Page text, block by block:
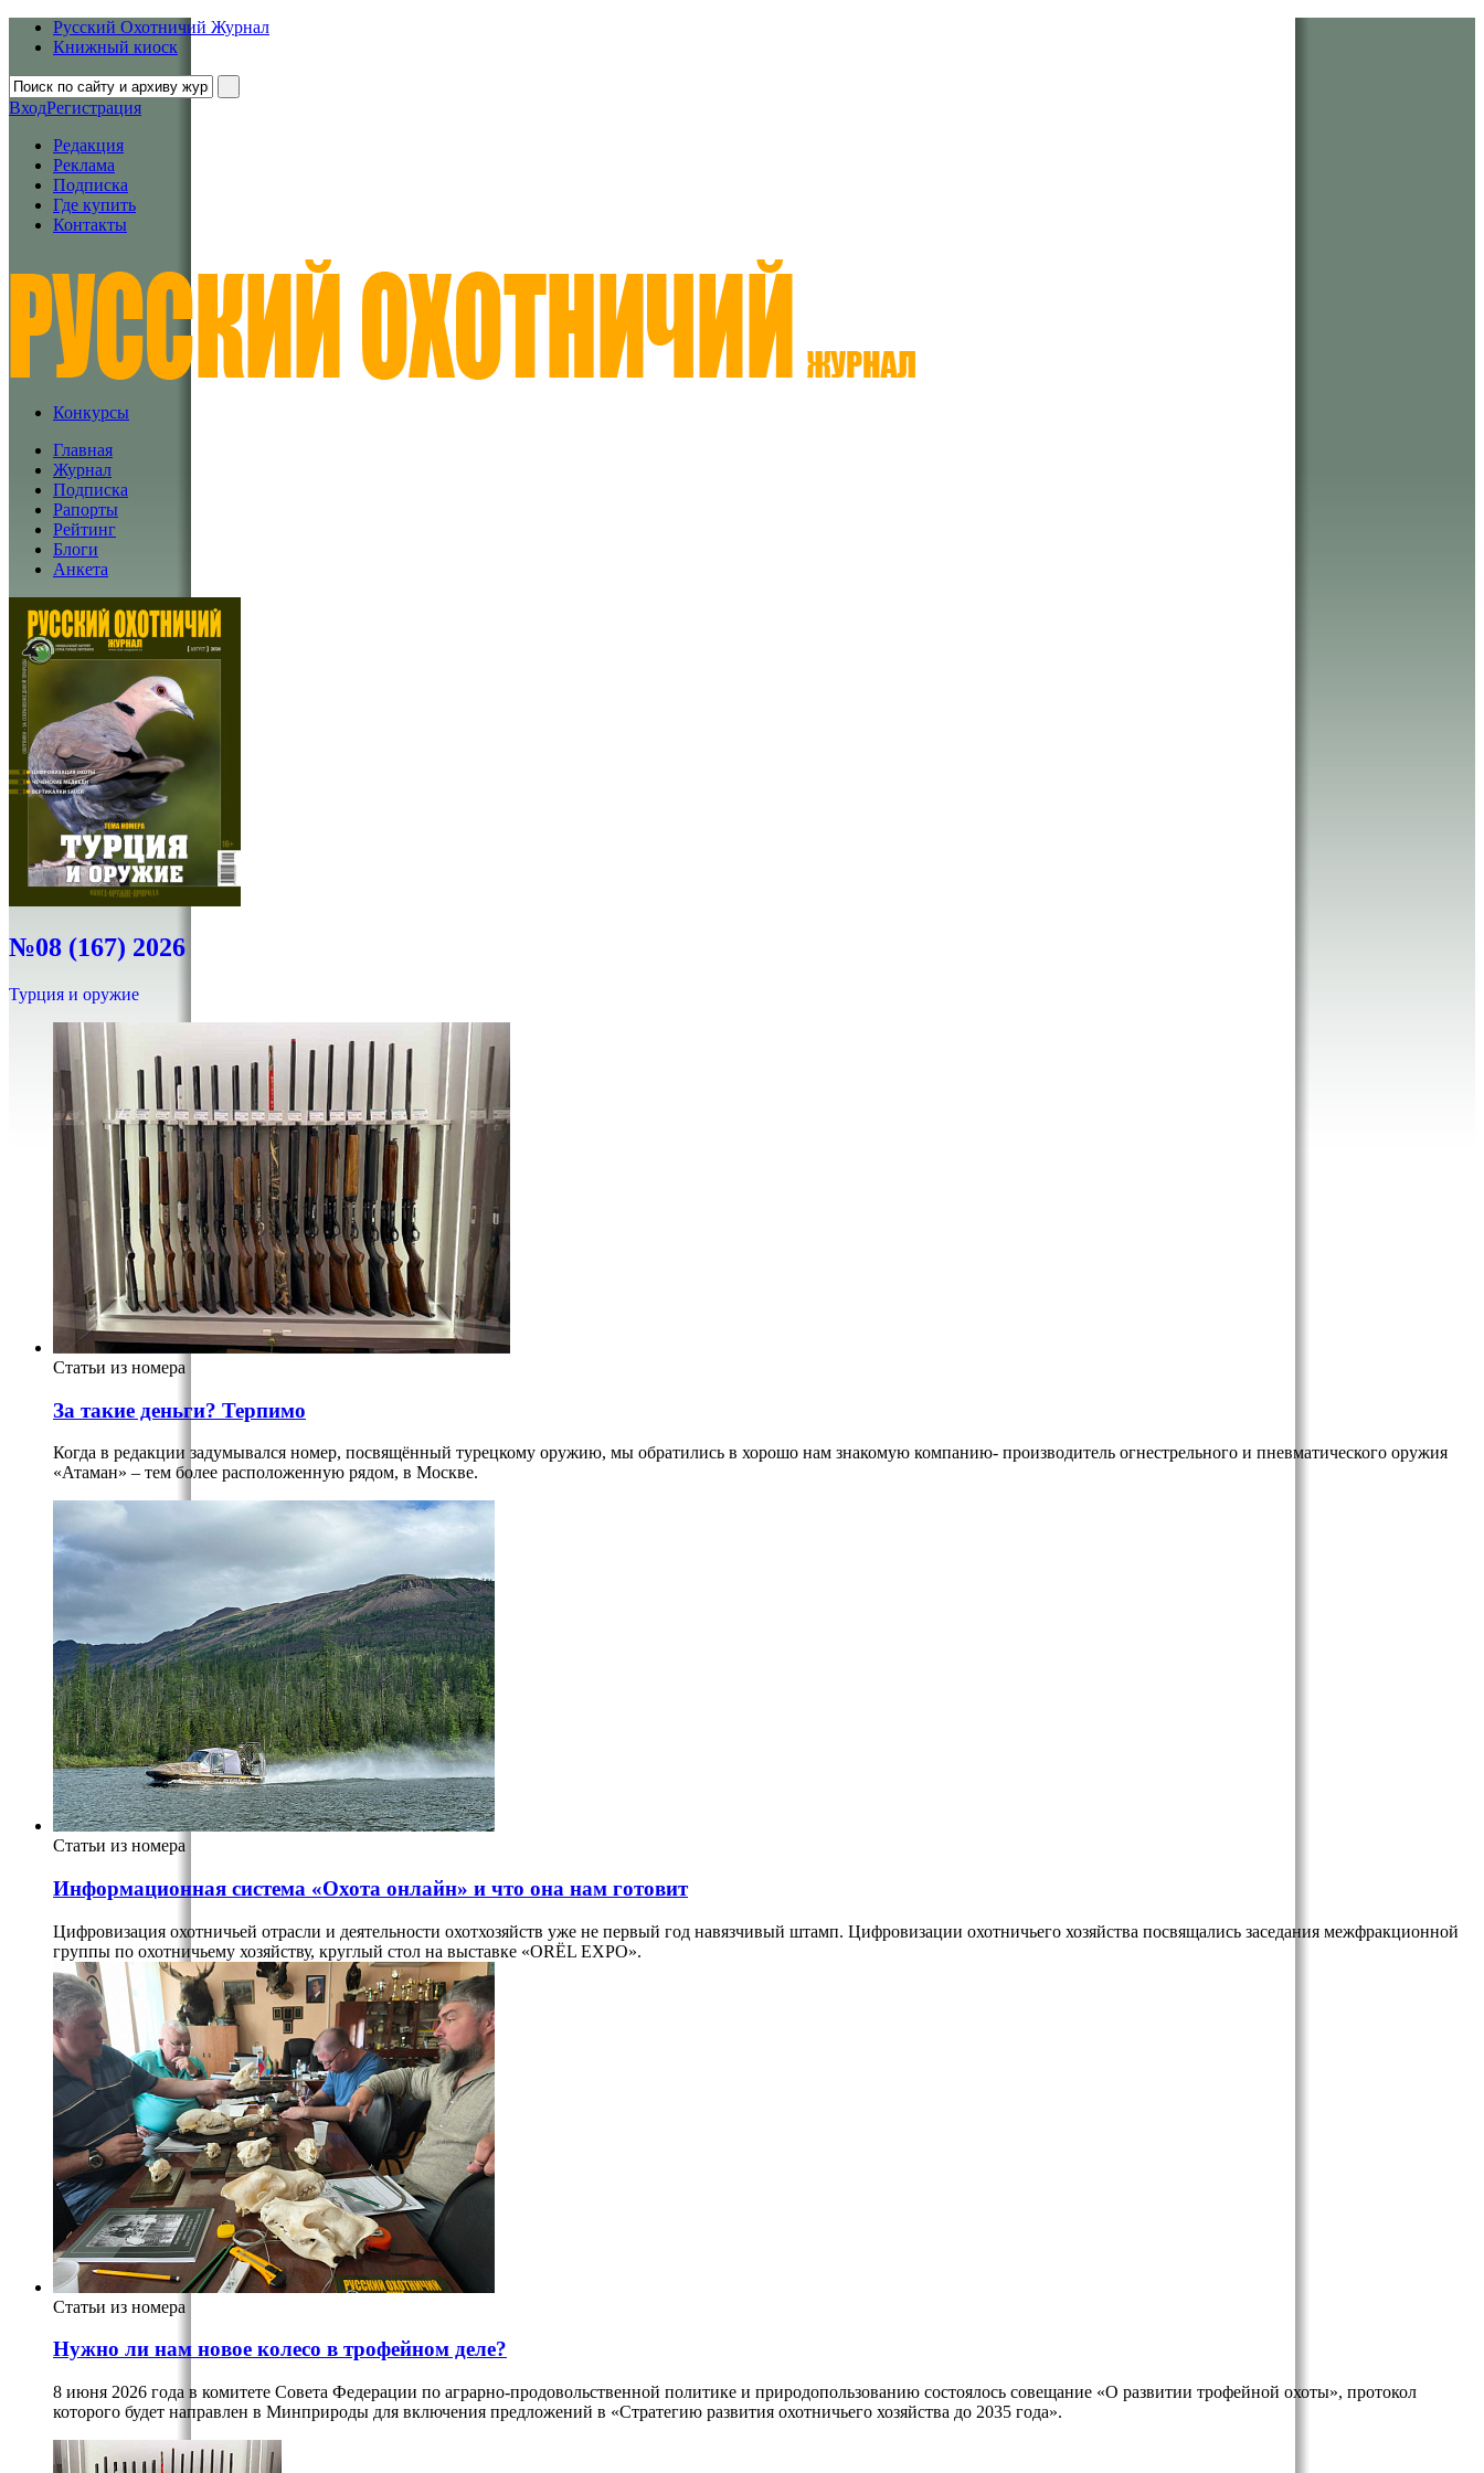
Русский Охотничий Журнал
Книжный киоск
ВходРегистрация
Редакция
Реклама
Подписка
Где купить
Контакты
Конкурсы
Главная
Журнал
Подписка
Рапорты
Рейтинг
Блоги
Анкета
№08 (167) 2026
Турция и оружие
Статьи из номера
За такие деньги? Терпимо
Когда в редакции задумывался номер, посвящённый турецкому оружию, мы обратились в хорошо нам знакомую компанию- производитель огнестрельного и пневматического оружия
«Атаман» – тем более расположенную рядом, в Москве.
Статьи из номера
Информационная система «Охота онлайн» и что она нам готовит
Цифровизация охотничьей отрасли и деятельности охотхозяйств уже не первый год навязчивый штамп. Цифровизации охотничьего хозяйства посвящались заседания межфракционной
группы по охотничьему хозяйству, круглый стол на выставке «ОRЁL EXPO».
Статьи из номера
Нужно ли нам новое колесо в трофейном деле?
8 июня 2026 года в комитете Совета Федерации по аграрно-продовольственной политике и природопользованию состоялось совещание «О развитии трофейной охоты», протокол
которого будет направлен в Минприроды для включения предложений в «Стратегию развития охотничьего хозяйства до 2035 года».